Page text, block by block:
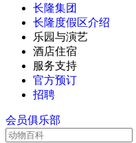
长隆集团
长隆度假区介绍
乐园与演艺
酒店住宿
服务支持
官方预订
招聘
会员俱乐部